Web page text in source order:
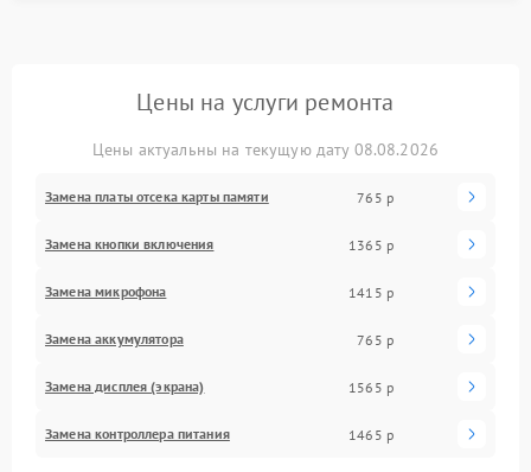
Цены на услуги ремонта
Цены актуальны на текущую дату 08.08.2026
Замена платы отсека карты памяти 765 р
Замена кнопки включения 1365 р
Замена микрофона 1415 р
Замена аккумулятора 765 р
Замена дисплея (экрана) 1565 р
Замена контроллера питания 1465 р